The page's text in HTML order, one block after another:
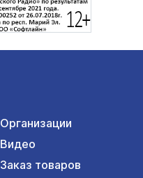
Организации
Видео
Заказ товаров